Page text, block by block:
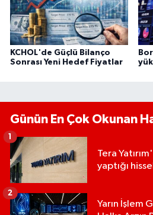
KCHOL'de Güçlü Bilanço
Sonrası Yeni Hedef Fiyatlar
Günün En Çok Okunan
Tera
yaptığı
1
Yarın İşlem
2